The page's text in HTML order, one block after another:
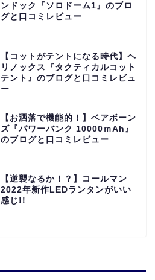
ンドック『ソロドーム1』のブロ
グと口コミレビュー
【コットがテントになる時代】ヘ
リノックス『タクティカルコット
テント』のブログと口コミレビュ
ー
【お洒落で機能的！】ベアボーン
ズ『パワーバンク 10000ｍAh』
のブログと口コミレビュー
【逆襲なるか！？】コールマン
2022年新作LEDランタンがいい
感じ!!